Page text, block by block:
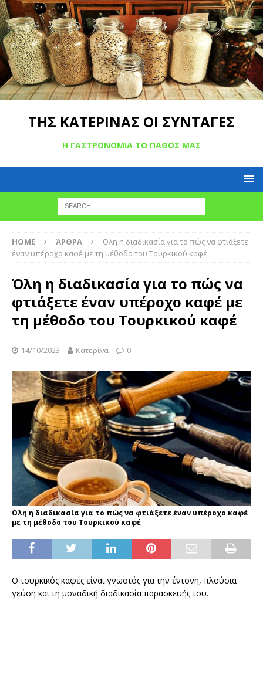
ΤΗΣ ΚΑΤΕΡΙΝΑΣ ΟΙ ΣΥΝΤΑΓΕΣ
Η ΓΑΣΤΡΟΝΟΜΙΑ ΤΟ ΠΑΘΟΣ ΜΑΣ
HOME ΆΡΘΡΑ
Όλη η διαδικασία για το πώς να φτιάξετε
έναν υπέροχο καφέ με τη μέθοδο του Τουρκικού καφέ
Όλη η διαδικασία για το πώς να
φτιάξετε έναν υπέροχο καφέ με
τη μέθοδο του Τουρκικού καφέ
14/10/2023 Κατερίνα 0
Όλη η διαδικασία για το πώς να φτιάξετε έναν υπέροχο καφέ
με τη μέθοδο του Τουρκικού καφέ
Ο τουρκικός καφές είναι γνωστός για την έντονη, πλούσια
γεύση και τη μοναδική διαδικασία παρασκευής του.